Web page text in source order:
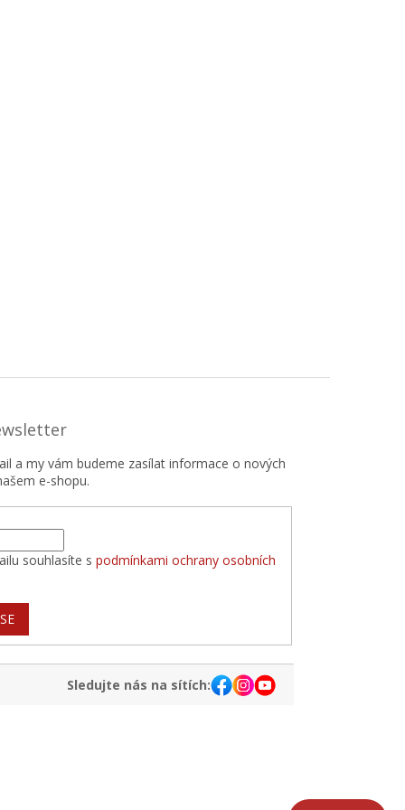
a my vám budeme zasílat informace o nových
e-shopu.
souhlasíte spodmínkami ochrany osobních
Sledujte nás na sítích: